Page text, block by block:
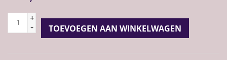
+
-
TOEVOEGEN AAN WINKELWAGEN